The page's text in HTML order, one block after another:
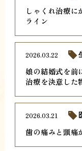
しゃくれ治療に
ライン
娘の結婚式を前
治療を決意した
2026.03.22
歯の痛みと頭痛
2026.03.21